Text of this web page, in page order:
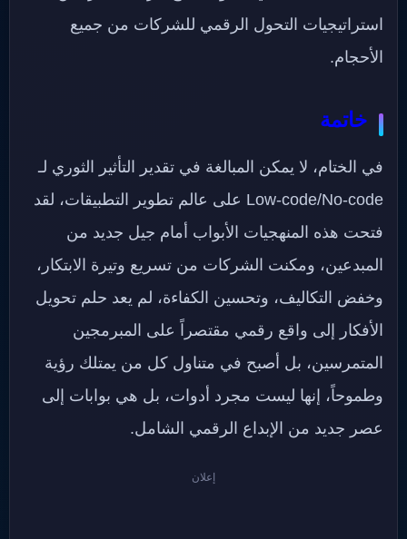
استراتيجيات التحول الرقمي للشركات من جميع
الأحجام.
خاتمة
في الختام، لا يمكن المبالغة في تقدير التأثير الثوري لـ
Low-code/No-code على عالم تطوير التطبيقات، لقد
فتحت هذه المنهجيات الأبواب أمام جيل جديد من
المبدعين، ومكنت الشركات من تسريع وتيرة الابتكار،
وخفض التكاليف، وتحسين الكفاءة، لم يعد حلم تحويل
الأفكار إلى واقع رقمي مقتصراً على المبرمجين
المتمرسين، بل أصبح في متناول كل من يمتلك رؤية
وطموحاً، إنها ليست مجرد أدوات، بل هي بوابات إلى
عصر جديد من الإبداع الرقمي الشامل.
إعلان